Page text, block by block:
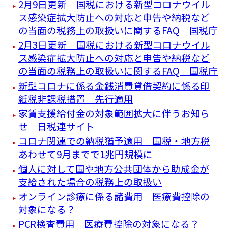
2月9日更新 国税における新型コロナウイル
ス感染症拡大防止への対応と申告や納税など
の当面の税務上の取扱いに関するFAQ 国税庁
2月3日更新 国税における新型コロナウイル
ス感染症拡大防止への対応と申告や納税など
の当面の税務上の取扱いに関するFAQ 国税庁
新型コロナに係る金銭消費貸借契約に係る印
紙税非課税措置 先行適用
家賃支援給付金の対象範囲拡大に伴うお知ら
せ 日税連サイト
コロナ関連での納税猶予適用 国税・地方税
あわせて9月までで1兆円規模に
個人に対して国や地方公共団体から助成金が
支給された場合の税務上の取扱い
オンライン診療に係る諸費用 医療費控除の
対象になる？
PCR検査費用 医療費控除の対象になる？